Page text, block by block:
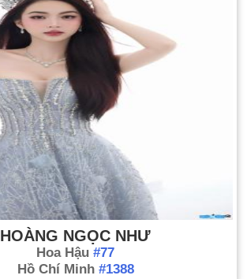
HOÀNG NGỌC NHƯ
Hoa Hậu #77
Hồ Chí Minh #1388